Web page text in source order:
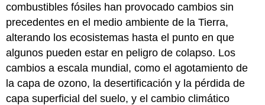
combustibles fósiles han provocado cambios sin
precedentes en el medio ambiente de la Tierra,
alterando los ecosistemas hasta el punto en que
algunos pueden estar en peligro de colapso. Los
cambios a escala mundial, como el agotamiento de
la capa de ozono, la desertificación y la pérdida de
capa superficial del suelo, y el cambio climático